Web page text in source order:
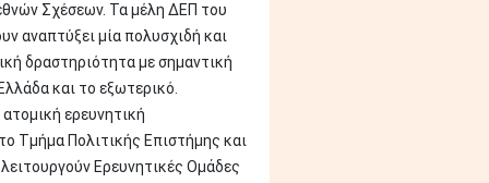
Σχέσεων. Τα μέλη ΔΕΠ του
αναπτύξει μία πολυσχιδή και
δραστηριότητα με σημαντική
και το εξωτερικό.
ερευνητική
Τμήμα Πολιτικής Επιστήμης και
Ερευνητικές Ομάδες